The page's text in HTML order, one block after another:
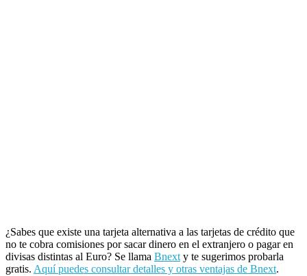
¿Sabes que existe una tarjeta alternativa a las tarjetas de crédito que
no te cobra comisiones por sacar dinero en el extranjero o pagar en
divisas distintas al Euro? Se llama Bnext y te sugerimos probarla
gratis. Aquí puedes consultar detalles y otras ventajas de Bnext.